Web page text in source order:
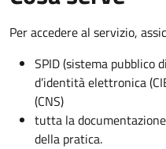
Per accedere al servizio,
SPID (sistema pubblico
d’identità elettronica
(CNS)
tutta la
della pratica.